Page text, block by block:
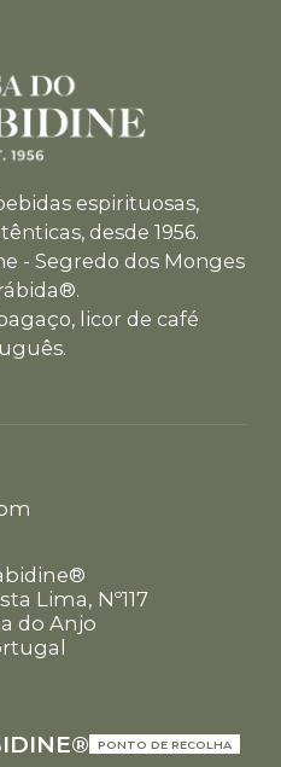
espirituosas,
desde 1956.
- Segredo dos Monges
licor de café
Lima, Nº117
do Anjo
PONTO DE RECOLHA